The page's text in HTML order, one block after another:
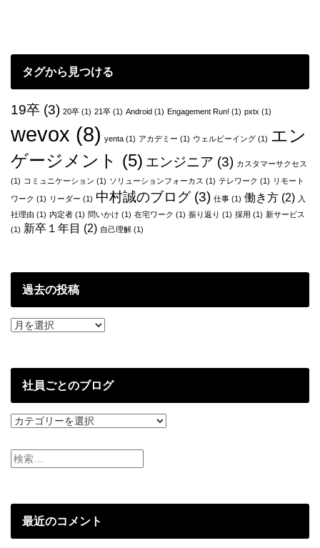
ー
シ
ョ
ン
タグから見つける
19卒 (3) 20卒 (1) 21卒 (1) Android (1) Engagement Run! (1) pxtx (1)
wevox (8) yenta (1) アカデミー (1) ウェルビーイング (1) エン
ゲージメント (5) エンジニア (3) カスタマーサクセス
(1) コミュニケーション (1) ソリューションフォーカス (1) テレワーク (1) リモート
ワーク (1) リーダー (1) 中村誠のブログ(3) 仕事 (1) 働き方 (2) 入
社理由 (1) 内定者 (1) 問いかけ (1) 在宅ワーク (1) 振り返り (1) 採用 (1) 新サービス
(1) 新卒１年目 (2) 自己理解 (1)
過去の投稿
過
投
社員ごとのブログ
社
ご
と
ロ
最近のコメント